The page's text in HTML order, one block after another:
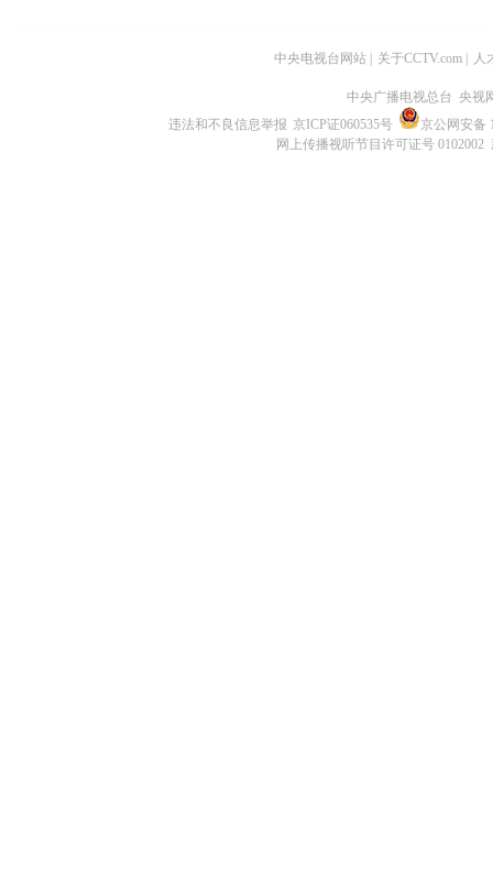
中央电视台网站 关于CCTV.com 人
中央广播电视总台 央视
违法和不良信息举报 京ICP证060535号
京公网安备
网上传播视听节目许可证号 0102002